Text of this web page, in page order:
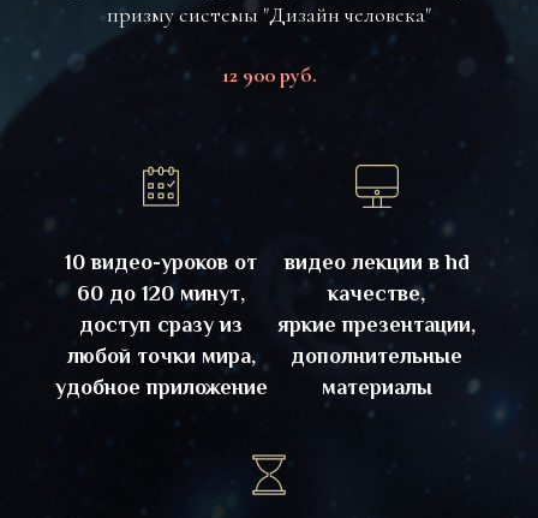
призму системы "Дизайн человека"
12 900 руб.
10 видео-уроков от
60 до 120 минут,
доступ сразу из
любой точки мира,
удобное приложение
видео лекции в hd
качестве,
яркие презентации,
дополнительные
материалы